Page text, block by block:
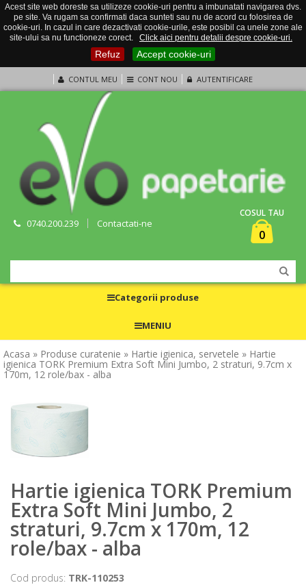
Acest site web doreste sa utilizeze cookie-uri pentru a imbunatati navigarea dvs.
pe site. Va rugam sa confirmati daca sunteti sau nu de acord cu folosirea de
cookie-uri. In cazul in care dezactivati cookie-urile, este posibil ca unele zone ale
site-ului sa nu functioneze corect.
Click aici pentru detalii despre cookie-uri.
Refuz Accept cookie-uri
CONTUL MEU CONT NOU AUTENTIFICARE
0740.200.239 Contactati-ne
COSUL TAU
0
Categorii produse
MENIU
Acasa » Produse curatenie » Hartie igienica, servetele » Hartie
igienica TORK Premium Extra Soft Mini Jumbo, 2 straturi, 9.7cm x
170m, 12 role/bax - alba
Hartie igienica TORK Premium
Extra Soft Mini Jumbo, 2
straturi, 9.7cm x 170m, 12
role/bax - alba
Cod produs: TRK-110253